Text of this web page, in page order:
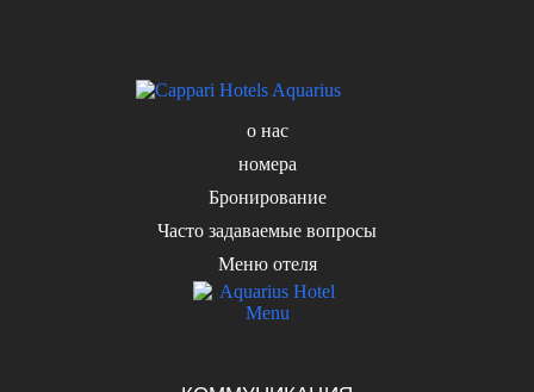
о нас
номера
Бронирование
Часто задаваемые вопросы
Меню отеля